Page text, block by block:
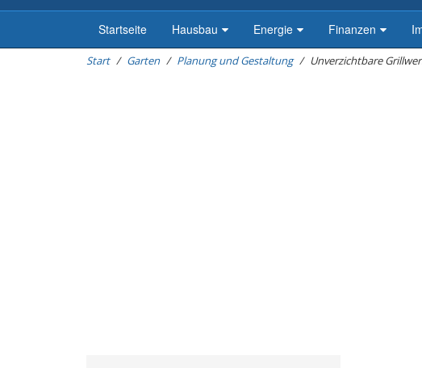
Startseite Hausbau Energie Finanzen
Start Garten Planung und Gestaltung Unverzichtbare